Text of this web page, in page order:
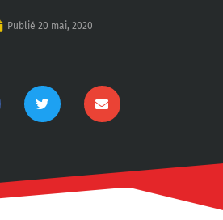
Publié 20 mai, 2020